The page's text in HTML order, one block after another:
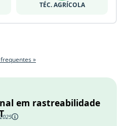
TÉC. AGRÍCOLA
»
em rastreabilidade